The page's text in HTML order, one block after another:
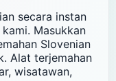
secara instan
Masukkan
Slovenian
Alat terjemahan
wisatawan,